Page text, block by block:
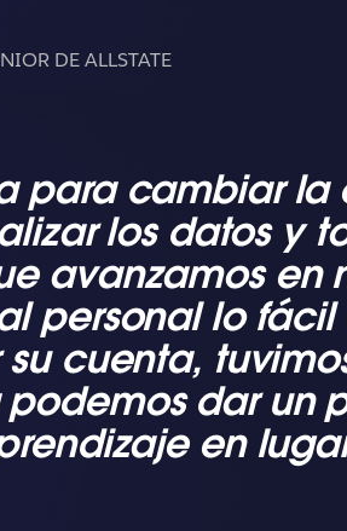
DE ALLSTATE
para cambiar la
los datos y
avanzamos en
personal lo fácil
cuenta,
dar un
en